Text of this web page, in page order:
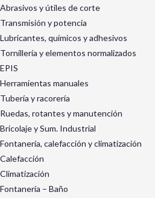
Abrasivos y útiles de corte
Transmisión y potencia
Lubricantes, químicos y adhesivos
Tornillería y elementos normalizados
EPIS
Herramientas manuales
Tubería y racorería
Ruedas, rotantes y manutención
Bricolaje y Sum. Industrial
Fontanería, calefacción y climatización
Calefacción
Climatización
Fontanería – Baño